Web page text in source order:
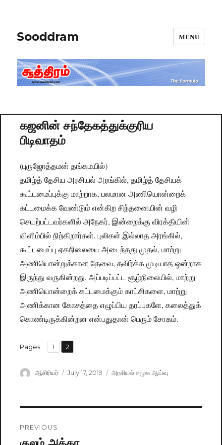
Sooddram MENU
கஜனின் சந்தேகத்துக்குரிய
பிடிவாதம்
(புருஜோத்தமன் தங்கமயில்)
தமிழ்த் தேசிய அரசியல் அரங்கில், தமிழ்த் தேசியக்
கூட்டமைப்புக்கு மாற்றாக, பலமான அணியொன்றைக்
கட்டமைக்க வேண்டும் என்கிற சிந்தனையின் வழி
செயற்பட்டவர்களில் அநேகர், இன்றைக்கு விரக்தியின்
விளிம்பில் நிற்கிறார்கள். புலிகள் இல்லாத அரங்கில்,
கூட்டமைப்பு ஏகநிலையை அடைந்தது முதல், மாற்று
அணியொன்றுக்கான தேவை, தவிர்க்க முடியாத ஒன்றாக
இருந்து வருகின்றது. அப்படிப்பட்ட சூழ்நிலையில், மாற்று
அணியொன்றைக் கட்டமைக்கும் காட்சிகளை, மாற்று
அணிக்கான கோசத்தை எழுப்பிய தரப்புகளே, கலைத்துக்
கொண்டிருக்கின்றன என்பதுதான் பெரும் சோகம்.
Pages: Page
1 ,
Page
2
Author
ஆசிரியர்
Posted
July 17, 2019 Categories
அரசியல் சமூக ஆய்வு
navigation
PREVIOUS
Previous